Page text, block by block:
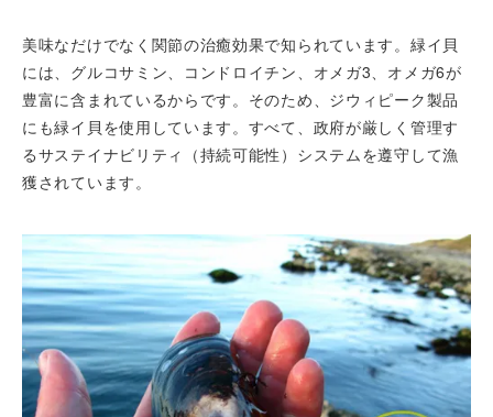
美味なだけでなく関節の治癒効果で知られています。緑イ貝
には、グルコサミン、コンドロイチン、オメガ3、オメガ6が
豊富に含まれているからです。そのため、ジウィピーク製品
にも緑イ貝を使用しています。すべて、政府が厳しく管理す
るサステイナビリティ（持続可能性）システムを遵守して漁
獲されています。